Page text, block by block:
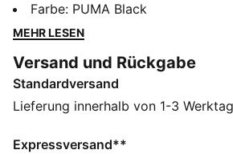
Vordertasche lassen dich ohne
dem LaMelo Branding siehst du aus
FEATURES + VORTEILE
Hergestellt aus mindestens 30 %
Materialien
vom Körper ableitet und dafür
Farbe: PUMA Black
MEHR LESEN
Versand und Rückgabe
Standardversand
Lieferung innerhalb von 1-3
Expressversand**